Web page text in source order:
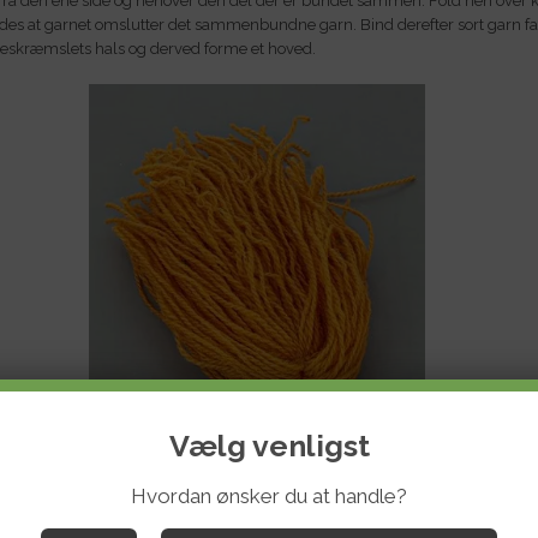
Vælg venligst
Hvordan ønsker du at handle?
at garnet omslutter det sammenbundne garn. Bind derefter sort garn
hals og derved forme et hoved.